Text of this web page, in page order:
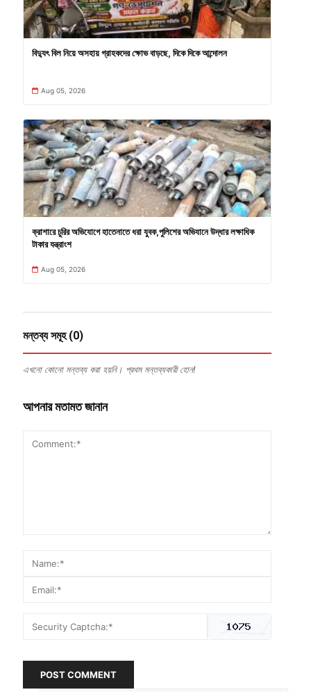
বিদ্যুৎ বিল নিয়ে অসহায় গ্রাহকদের ক্ষোভ বাড়ছে, দিকে দিকে আন্দোলন
Aug 05, 2026
ক্রাশারে চুরির অভিযোগে হাতেনাতে ধরা যুবক,পুলিশের অভিযানে উদ্ধার লক্ষাধিক
টাকার যন্ত্রাংশ
Aug 05, 2026
মন্তব্য সমূহ (0)
এখনো কোনো মন্তব্য করা হয়নি। প্রথম মন্তব্যকারী হোন!
আপনার মতামত জানান
POST COMMENT